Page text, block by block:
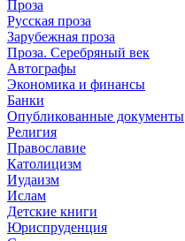
Проза
Русская проза
Зарубежная проза
Проза. Серебряный век
Автографы
Экономика и финансы
Банки
Опубликованные документы
Религия
Православие
Католицизм
Иудаизм
Ислам
Детские книги
Юриспруденция